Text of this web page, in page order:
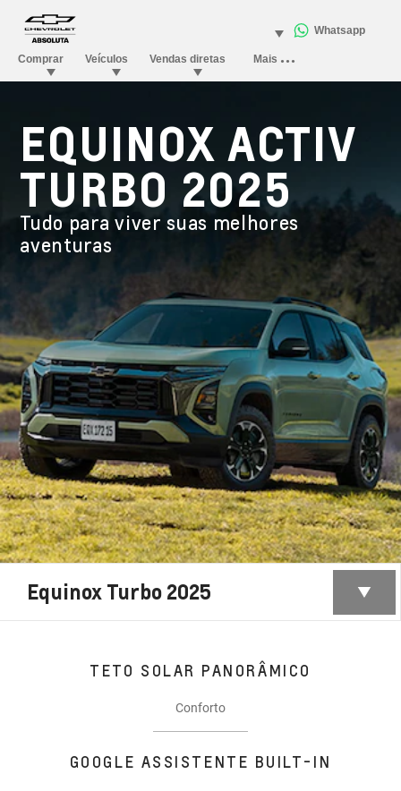
EQUINOX ACTIV
TURBO 2025
Tudo para viver suas melhores
aventuras
Equinox Turbo 2025
TETO SOLAR PANORÂMICO
Conforto
GOOGLE ASSISTENTE BUILT-IN